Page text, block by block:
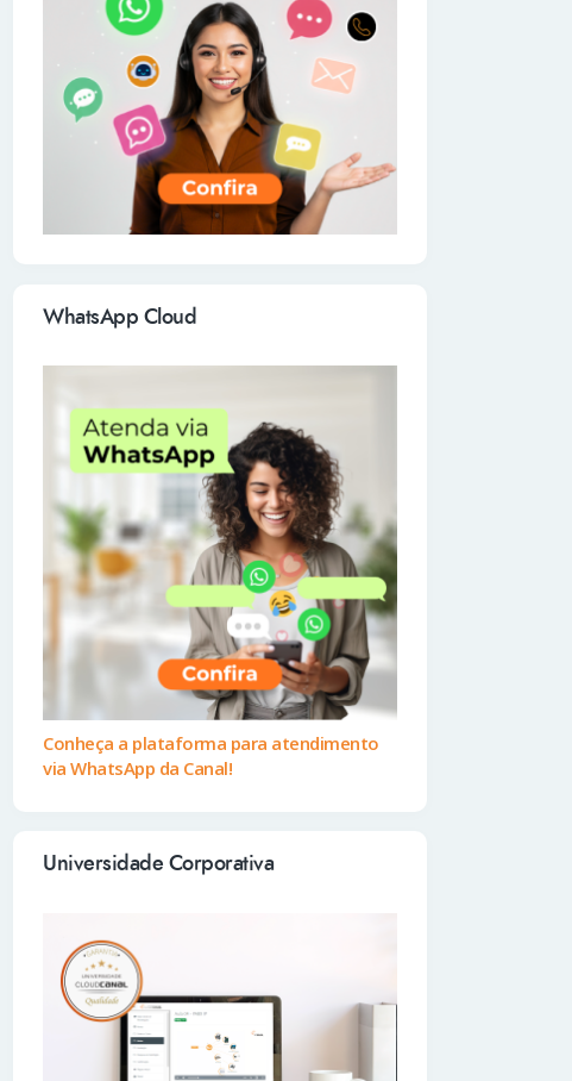
WhatsApp Cloud
Conheça a plataforma para atendimento
via WhatsApp da Canal!
Universidade Corporativa